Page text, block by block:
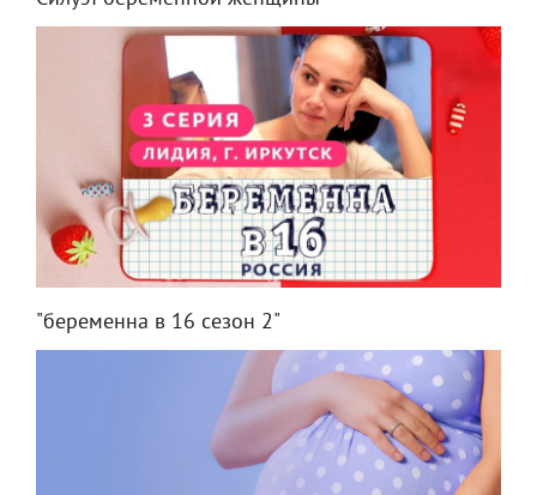
"беременна в 16 сезон 2"